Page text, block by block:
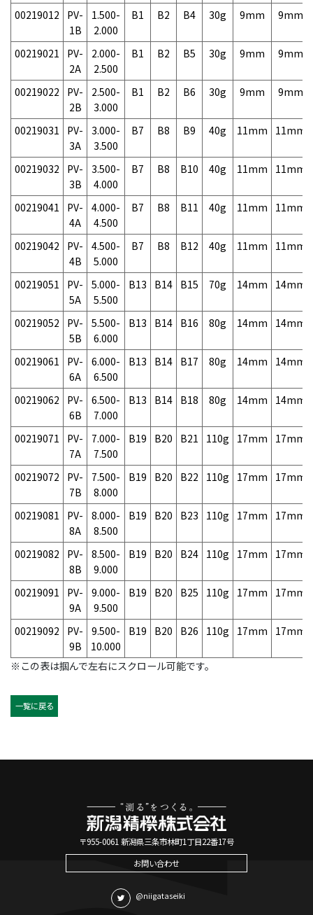
00219012
PV-
1B
1.500-
2.000
B1 B2 B4 30g 9mm 9mm
00219021
PV-
2A
2.000-
2.500
B1 B2 B5 30g 9mm 9mm
00219022
PV-
2B
2.500-
3.000
B1 B2 B6 30g 9mm 9mm
00219031
PV-
3A
3.000-
3.500
B7 B8 B9 40g 11mm 11mm
00219032
PV-
3B
3.500-
4.000
B7 B8 B10 40g 11mm 11mm
00219041
PV-
4A
4.000-
4.500
B7 B8 B11 40g 11mm 11mm
00219042
PV-
4B
4.500-
5.000
B7 B8 B12 40g 11mm 11mm
00219051
PV-
5A
5.000-
5.500
B13 B14 B15 70g 14mm 14mm
00219052
PV-
5B
5.500-
6.000
B13 B14 B16 80g 14mm 14mm
00219061
PV-
6A
6.000-
6.500
B13 B14 B17 80g 14mm 14mm
00219062
PV-
6B
6.500-
7.000
B13 B14 B18 80g 14mm 14mm
00219071
PV-
7A
7.000-
7.500
B19 B20 B21 110g 17mm 17mm
00219072
PV-
7B
7.500-
8.000
B19 B20 B22 110g 17mm 17mm
00219081
PV-
8A
8.000-
8.500
B19 B20 B23 110g 17mm 17mm
00219082
PV-
8B
8.500-
9.000
B19 B20 B24 110g 17mm 17mm
00219091
PV-
9A
9.000-
9.500
B19 B20 B25 110g 17mm 17mm
00219092
PV-
9B
9.500-
10.000
B19 B20 B26 110g 17mm 17mm
※この表は掴んで左右にスクロール可能です。
一覧に戻る
〒955-0061 新潟県三条市林町1丁目22番17号
お問い合わせ
@niigataseiki